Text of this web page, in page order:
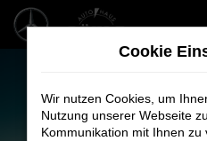
Zum
Cookie
Wir nutzen Cookies, um
Nutzung unserer Webseite
Kommunikation mit Ihnen zu